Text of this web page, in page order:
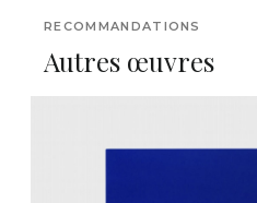
RECOMMANDATIONS
Autres œuvres